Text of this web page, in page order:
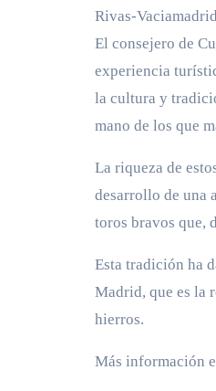
Rivas-
El consejero de
experiencia
la cultura y
mano de los que
La riqueza de
desarrollo de una
toros bravos que,
Esta tradición ha
Madrid, que es la
hierros.
Más información